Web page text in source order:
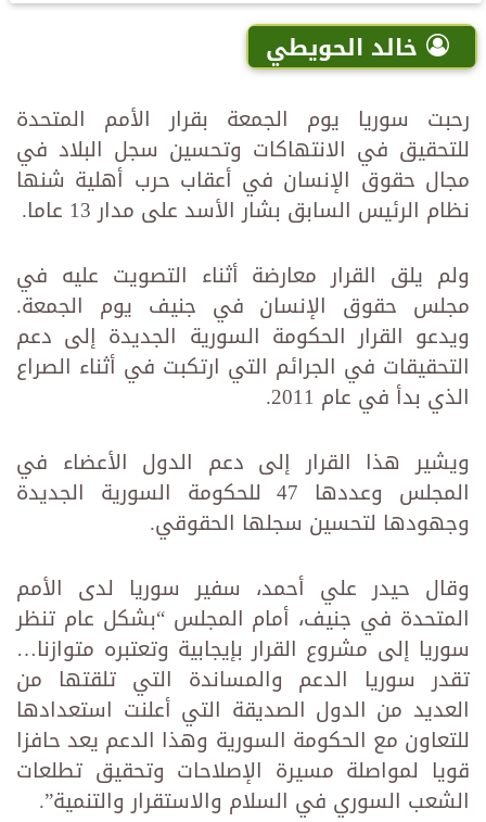
خالد الحويطي
رحبت سوريا يوم الجمعة بقرار الأمم المتحدة
للتحقيق في الانتهاكات وتحسين سجل البلاد في
مجال حقوق الإنسان في أعقاب حرب أهلية شنها
نظام الرئيس السابق بشار الأسد على مدار 13 عاما.
ولم يلق القرار معارضة أثناء التصويت عليه في
مجلس حقوق الإنسان في جنيف يوم الجمعة.
ويدعو القرار الحكومة السورية الجديدة إلى دعم
التحقيقات في الجرائم التي ارتكبت في أثناء الصراع
الذي بدأ في عام 2011.
ويشير هذا القرار إلى دعم الدول الأعضاء في
المجلس وعددها 47 للحكومة السورية الجديدة
وجهودها لتحسين سجلها الحقوقي.
وقال حيدر علي أحمد، سفير سوريا لدى الأمم
المتحدة في جنيف، أمام المجلس “بشكل عام تنظر
سوريا إلى مشروع القرار بإيجابية وتعتبره متوازنا…
تقدر سوريا الدعم والمساندة التي تلقتها من
العديد من الدول الصديقة التي أعلنت استعدادها
للتعاون مع الحكومة السورية وهذا الدعم يعد حافزا
قويا لمواصلة مسيرة الإصلاحات وتحقيق تطلعات
الشعب السوري في السلام والاستقرار والتنمية”.